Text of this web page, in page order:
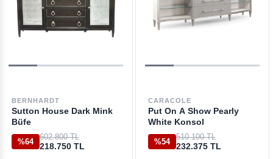
BERNHARDT
Sutton House Dark Mink
Büfe
%64
602.800 TL
218.750 TL
CARACOLE
Put On A Show Pearly
White Konsol
%54
510.100 TL
232.375 TL